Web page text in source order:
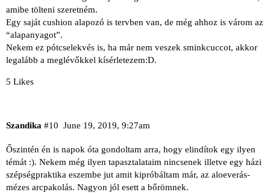
amibe tölteni szeretném.
Egy saját cushion alapozó is tervben van, de még ahhoz is várom az
“alapanyagot”.
Nekem ez pótcselekvés is, ha már nem veszek sminkcuccot, akkor
legalább a meglévőkkel kísérletezem:D.
5 Likes
Szandika June 19, 2019, 9:27am
#10
Őszintén én is napok óta gondoltam arra, hogy elindítok egy ilyen
témát :). Nekem még ilyen tapasztalataim nincsenek illetve egy házi
szépségpraktika eszembe jut amit kipróbáltam már, az aloeverás-
mézes arcpakolás. Nagyon jól esett a bőrömnek.